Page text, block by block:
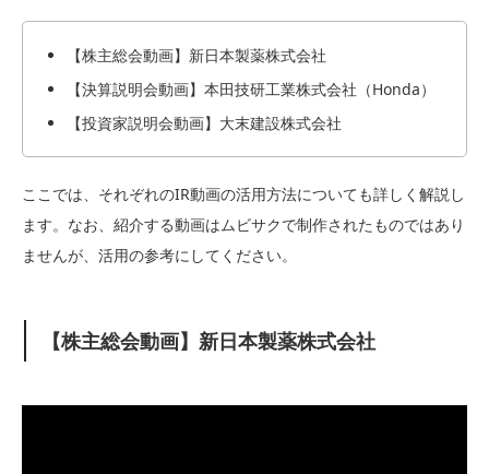
【株主総会動画】新日本製薬株式会社
【決算説明会動画】本田技研工業株式会社（Honda）
【投資家説明会動画】大末建設株式会社
ここでは、それぞれのIR動画の活用方法についても詳しく解説し
ます。なお、紹介する動画はムビサクで制作されたものではあり
ませんが、活用の参考にしてください。
【株主総会動画】新日本製薬株式会社